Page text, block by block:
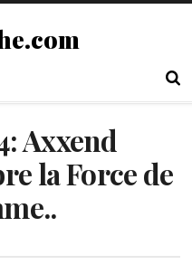
Axxend
la Force de